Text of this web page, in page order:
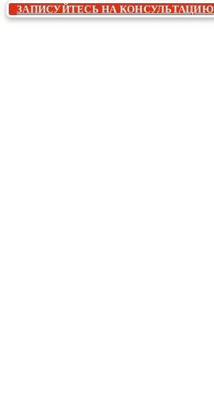
ЗАПИСУЙТЕСЬ НА КОНСУЛЬТАЦИЮ